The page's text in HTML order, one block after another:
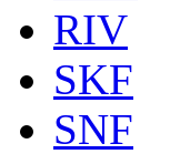
RIV
SKF
SNF